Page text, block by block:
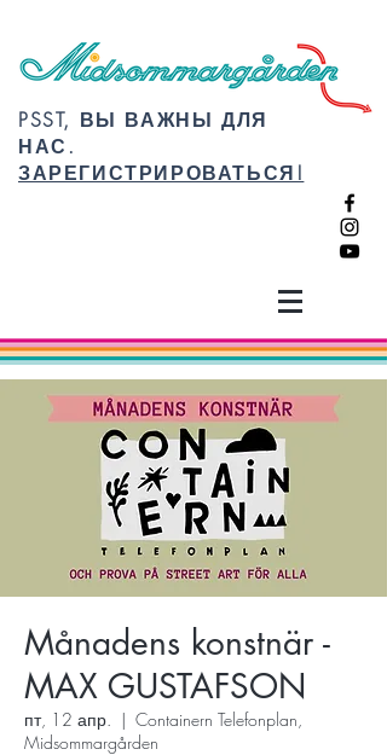
PSST, ВЫ ВАЖНЫ ДЛЯ
НАС.
ЗАРЕГИСТРИРОВАТЬСЯ!
Månadens konstnär -
MAX GUSTAFSON
пт, 12 апр.
  |
Containern Telefonplan,
Midsommargården